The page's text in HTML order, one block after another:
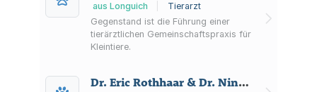
aus Longuich
Tierarzt
Gegenstand ist die Führung einer
tierärztlichen Gemeinschaftspraxis für
Kleintiere.
Dr. Eric Rothhaar & Dr. Nina Höhensteiger GbR